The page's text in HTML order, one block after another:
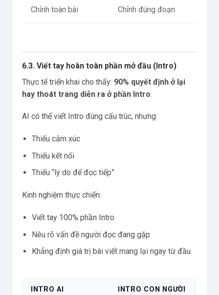
Chỉnh toàn bài Chỉnh đúng đoạn
6.3. Viết tay hoàn toàn phần mở đầu (Intro)
Thực tế triển khai cho thấy: 90% quyết định ở lại
hay thoát trang diễn ra ở phần Intro.
AI có thể viết Intro đúng cấu trúc, nhưng:
Thiếu cảm xúc
Thiếu kết nối
Thiếu “lý do để đọc tiếp”
Kinh nghiệm thực chiến:
Viết tay 100% phần Intro
Nêu rõ vấn đề người đọc đang gặp
Khẳng định giá trị bài viết mang lại ngay từ đầu
INTRO AI INTRO CON NGƯỜI